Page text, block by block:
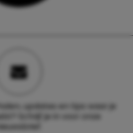
updates en tips waar je
Schrijf je in voor onze
nieuwsbrief.